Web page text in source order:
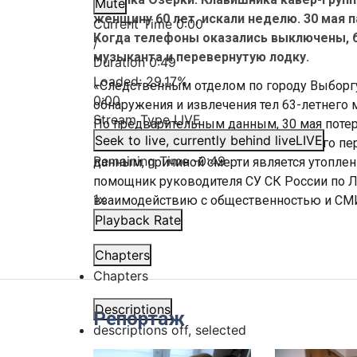
Mute
Current Time0:00
/
Duration0:49
Loaded:29.17%
0:00
Stream TypeLIVE
Seek to live, currently behind liveLIVE
Remaining Time-0:49
1x
Playback Rate
Chapters
Chapters
Descriptions
descriptions off, selected
женщину 60 лет, искали неделю. 30 мая
Когда телефоны оказались выключены,
музыканта и перевернутую лодку.
«Следственным отделом по городу
обнаружения и извлечения тел 63-
По предварительным данным, 30 мая
акваторию Финского залива, после чего
данным, причиной смерти является
помощник руководителя СУ СК России по
взаимодействию с общественностью и
Репортаж